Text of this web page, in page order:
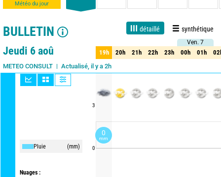
Météo du jour
BULLETIN détaillé synthétique
Live 1 jour 3 jours 15 jours Fiabilité 80%
Jeudi 6 aoû
METEO CONSULT Actualisé, il y a 2h
Pluie (mm)
Nuages :
3
0
Ven. 7
19h 20h 21h 22h 23h 00h 01h
Ven. 7
19h 20h 21h 22h 23h 00h 01h
0
mm